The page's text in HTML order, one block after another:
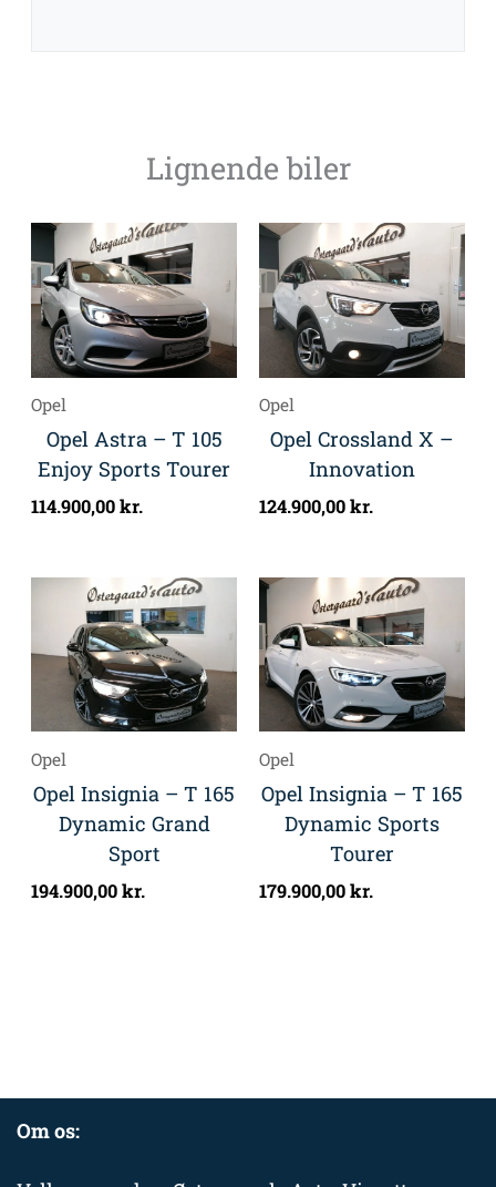
Lignende biler
Opel
Opel Astra – T 105
Enjoy Sports Tourer
114.900,00kr.
Opel
Opel Crossland X –
Innovation
124.900,00kr.
Opel
Opel Insignia – T 165
Dynamic Grand
Sport
194.900,00kr.
Opel
Opel Insignia – T 165
Dynamic Sports
Tourer
179.900,00kr.
Om os: